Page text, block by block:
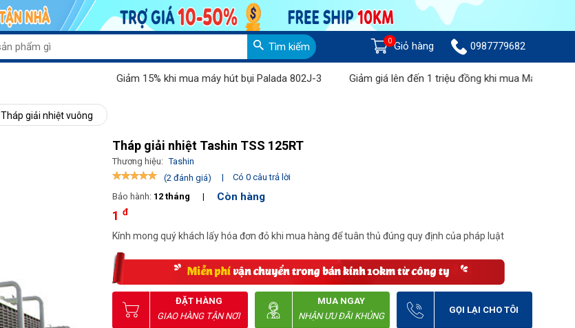
Tìm kiếm 0 Giỏ hàng 0987779682
Giảm 15% khi mua máy hút bụi Palada 802J-3 Giảm giá lên đến 1 triệu đồng khi mua Máy chà sàn liên
Tháp giải nhiệt vuông
Tháp giải nhiệt Tashin TSS 125RT
Thương hiệu: Tashin
(2 đánh giá)
|
Có 0 câu trả lời
Bảo hành: 12 tháng | Còn hàng
1 đ
Kính mong quý khách lấy hóa đơn đỏ khi mua hàng để tuân thủ đúng quy định của pháp luật
ĐẶT HÀNG
GIAO HÀNG TẬN NƠI
MUA NGAY
NHẬN ƯU ĐÃI KHỦNG
GỌI LẠI CHO TÔI